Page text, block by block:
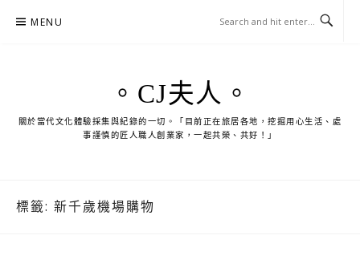
MENU
。CJ夫人。
關於當代文化體驗採集與紀錄的一切。「目前正在旅居各地，挖掘用心生活、處
事謹慎的匠人職人創業家，一起共榮、共好！」
標籤: 新千歲機場購物